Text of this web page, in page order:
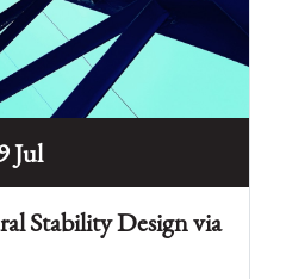
Jul
Stability Design via